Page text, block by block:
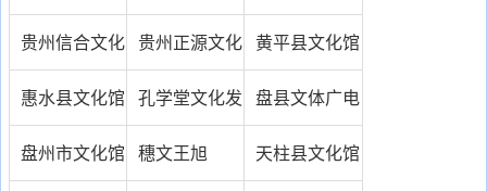
传媒机构 广告文化传播
有限公司
遗产地基础设
施建设项目办
公室
贵州信合文化
传媒有限责任
公司
贵州正源文化
传媒有限公司
黄平县文化馆
惠水县文化馆 孔学堂文化发
展（贵州）股
盘县文体广电
新闻出版局
盘州市文化馆 穗文王旭 天柱县文化馆